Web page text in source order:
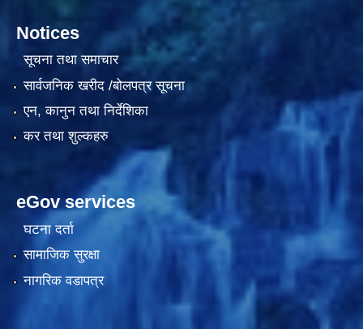
Notices
सूचना तथा समाचार
सार्वजनिक खरीद /बोलपत्र सूचना
एन, कानुन तथा निर्देशिका
कर तथा शुल्कहरु
eGov services
घटना दर्ता
सामाजिक सुरक्षा
नागरिक वडापत्र